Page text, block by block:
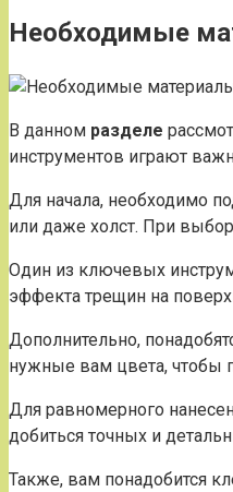
Необходимые
В данном разделе
инструментов играют
Для начала, необходимо
или даже холст. При
Один из ключевых
эффекта трещин на
Дополнительно,
нужные вам цвета, чтобы
Для равномерного
добиться точных и
Также, вам понадобится